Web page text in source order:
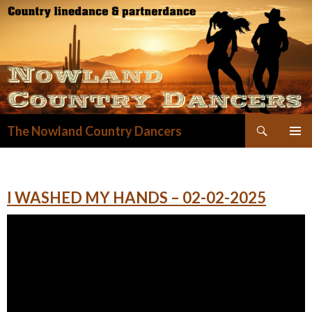
The Nowland Country Dancers
I WASHED MY HANDS – 02-02-2025